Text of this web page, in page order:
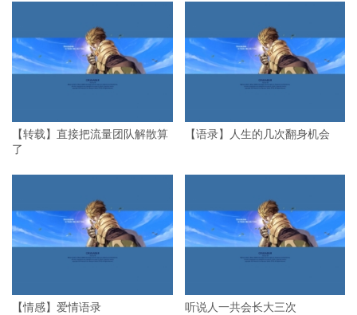
【转载】直接把流量团队解散算
了
【语录】人生的几次翻身机会
【情感】爱情语录 听说人一共会长大三次